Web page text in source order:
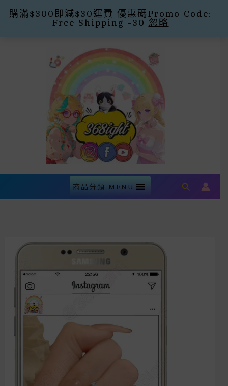
購滿$300即減$30運費 優惠碼Promo Code:
Free Shipping -30 忽略
商品分類 MENU Search